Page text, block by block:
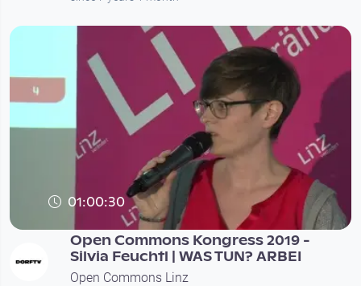
01:00:30
Open Commons Kongress 2019 -
Silvia Feuchtl | WAS TUN? ARBEI
Open Commons Linz